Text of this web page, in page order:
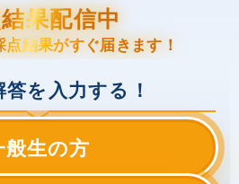
果配信中
結果がすぐ届きます！
を入力する！
般生の方